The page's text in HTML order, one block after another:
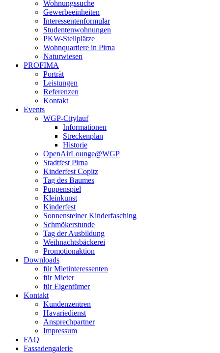
Wohnungssuche
Gewerbeeinheiten
Interessentenformular
Studentenwohnungen
PKW-Stellplätze
Wohnquartiere in Pirna
Naturwiesen
PROFIMA
Porträt
Leistungen
Referenzen
Kontakt
Events
WGP-Citylauf
Informationen
Streckenplan
Historie
OpenAirLounge@WGP
Stadtfest Pirna
Kinderfest Copitz
Tag des Baumes
Puppenspiel
Kleinkunst
Kinderfest
Sonnensteiner Kinderfasching
Schmökerstunde
Tag der Ausbildung
Weihnachtsbäckerei
Promotionaktion
Downloads
für Mietinteressenten
für Mieter
für Eigentümer
Kontakt
Kundenzentren
Havariedienst
Ansprechpartner
Impressum
FAQ
Fassadengalerie